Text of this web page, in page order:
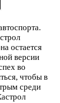
остается
версии
во
чтобы в
среди